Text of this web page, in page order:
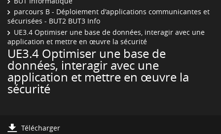
parcours B - Déploiement d'applications communicantes et
sécurisées - BUT2 BUT3 Info
UE3.4 Optimiser une base de données, interagir avec une
application et mettre en œuvre la sécurité
UE3.4 Optimiser une base de
données, interagir avec une
application et mettre en œuvre la
sécurité
Télécharger